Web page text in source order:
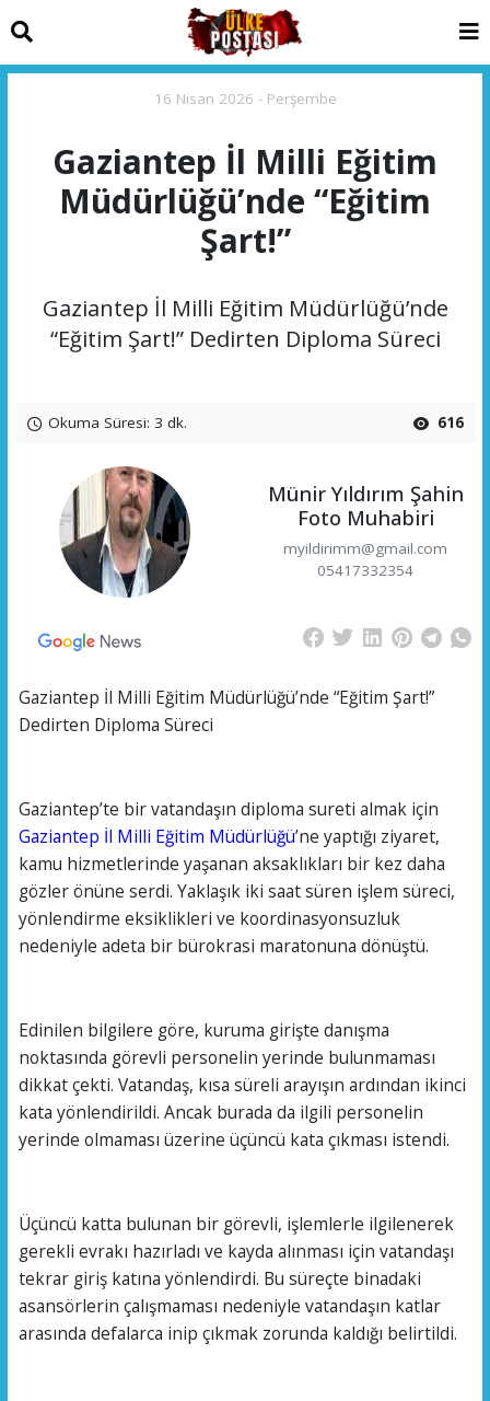
16 Nisan 2026 - Perşembe
Gaziantep İl Milli Eğitim
Müdürlüğü’nde “Eğitim
Şart!”
Gaziantep İl Milli Eğitim Müdürlüğü’nde
“Eğitim Şart!” Dedirten Diploma Süreci
Okuma Süresi: 3 dk. 616
Münir Yıldırım Şahin
Foto Muhabiri
myildirimm@gmail.com
05417332354
Gaziantep İl Milli Eğitim Müdürlüğü’nde “Eğitim Şart!”
Dedirten Diploma Süreci
Gaziantep’te bir vatandaşın diploma sureti almak için
Gaziantep İl Milli Eğitim Müdürlüğü’ne yaptığı ziyaret,
kamu hizmetlerinde yaşanan aksaklıkları bir kez daha
gözler önüne serdi. Yaklaşık iki saat süren işlem süreci,
yönlendirme eksiklikleri ve koordinasyonsuzluk
nedeniyle adeta bir bürokrasi maratonuna dönüştü.
Edinilen bilgilere göre, kuruma girişte danışma
noktasında görevli personelin yerinde bulunmaması
dikkat çekti. Vatandaş, kısa süreli arayışın ardından ikinci
kata yönlendirildi. Ancak burada da ilgili personelin
yerinde olmaması üzerine üçüncü kata çıkması istendi.
Üçüncü katta bulunan bir görevli, işlemlerle ilgilenerek
gerekli evrakı hazırladı ve kayda alınması için vatandaşı
tekrar giriş katına yönlendirdi. Bu süreçte binadaki
asansörlerin çalışmaması nedeniyle vatandaşın katlar
arasında defalarca inip çıkmak zorunda kaldığı belirtildi.